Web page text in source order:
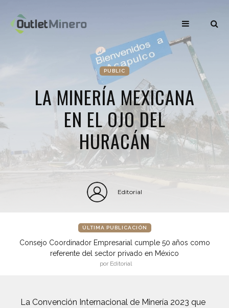
PUBLIC
LA MINERÍA MEXICANA
EN EL OJO DEL
HURACÁN
Editorial
ÚLTIMA PUBLICACIÓN
Consejo Coordinador Empresarial cumple 50 años como
referente del sector privado en México
por Editorial
La Convención Internacional de Minería 2023 que